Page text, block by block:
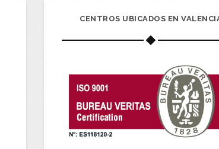
CENTROS UBICADOS EN